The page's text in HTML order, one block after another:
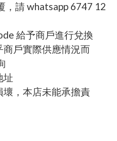
，請 whatsapp 6747 12
給予商戶進行兌換
戶實際供應情況而
址
壞，本店未能承擔責